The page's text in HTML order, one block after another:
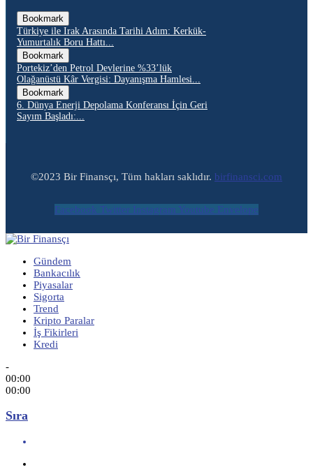
Bookmark
Türkiye ile Irak Arasında Tarihi Adım: Kerkük-
Yumurtalık Boru Hattı...
Bookmark
Portekiz’den Petrol Devlerine %33’lük
Olağanüstü Kâr Vergisi: Dayanışma Hamlesi...
Bookmark
6. Dünya Enerji Depolama Konferansı İçin Geri
Sayım Başladı:...
©2023 Bir Finansçı, Tüm hakları saklıdır. birfinansci.com
Facebook Twitter Instagram Youtube Envelope
Gündem
Bankacılık
Piyasalar
Sigorta
Trend
Kripto Paralar
İş Fikirleri
Kredi
-
00:00
00:00
Sıra